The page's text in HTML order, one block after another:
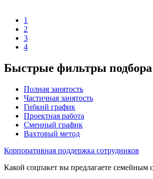
1
2
3
4
Быстрые фильтры
Полная занятость
Частичная занятость
Гибкий график
Проектная работа
Сменный график
Вахтовый метод
Корпоративная поддержка сотрудников
Какой соцпакет вы предлагаете семейным